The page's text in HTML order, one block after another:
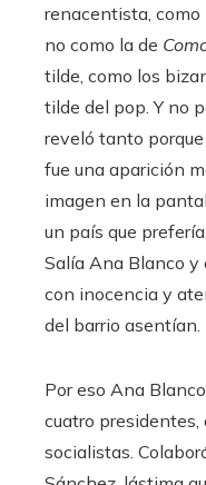
renacentista, como
no como la de
tilde, como los
tilde del pop. Y no
reveló tanto
fue una aparición
imagen en la
un país que
Salía Ana Blanco y
con inocencia y
del barrio asentían.
Por eso Ana
cuatro presidentes,
socialistas.